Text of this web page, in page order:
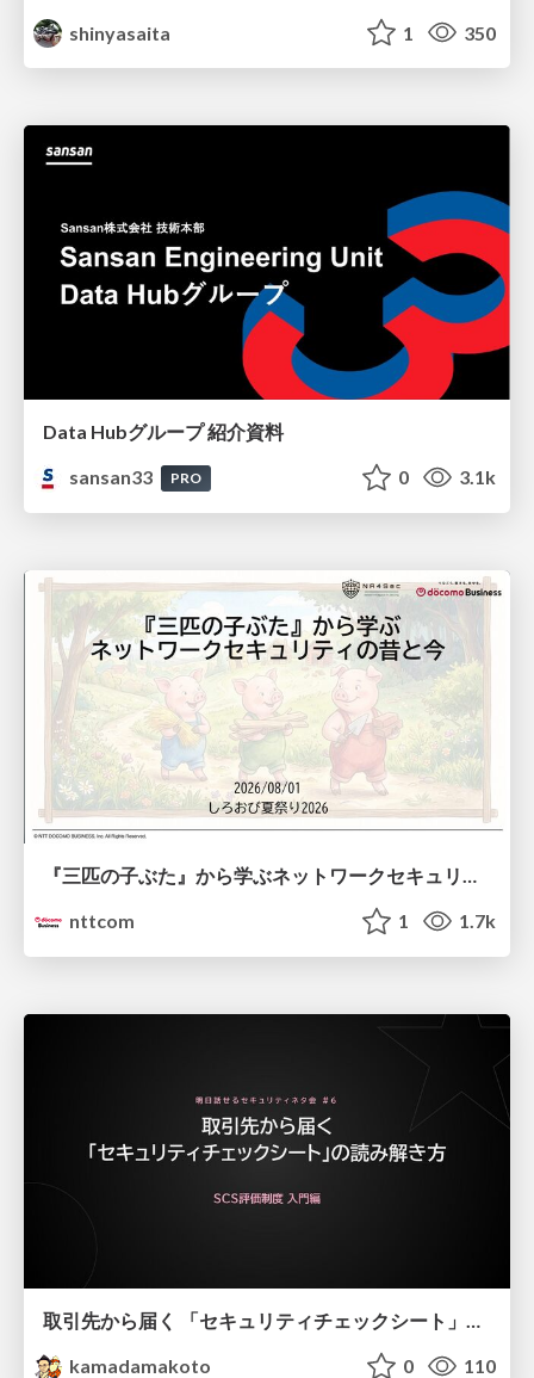
shinyasaita
1 350
Data Hubグループ 紹介資料
sansan33
PRO 0 3.1k
『三匹の子ぶた』から学ぶネットワークセキュリティの昔と今 / Network Security: Then and Now Through the Lens of The Three Little Pigs
nttcom
1 1.7k
kamadamakoto
0 110